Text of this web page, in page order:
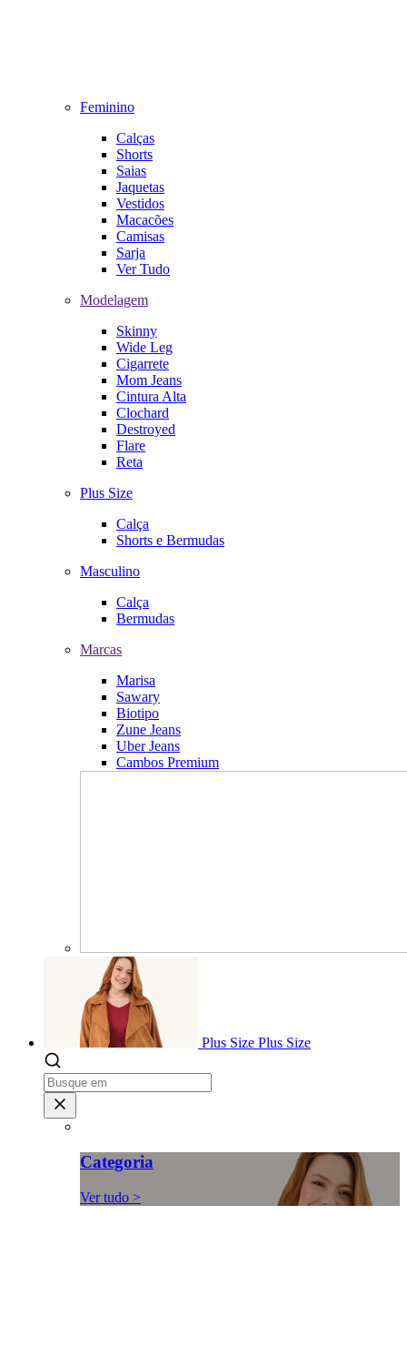
Feminino
Calças
Shorts
Saias
Jaquetas
Vestidos
Macacões
Camisas
Sarja
Ver Tudo
Modelagem
Skinny
Wide Leg
Cigarrete
Mom Jeans
Cintura Alta
Clochard
Destroyed
Flare
Reta
Plus Size
Calça
Shorts e Bermudas
Masculino
Calça
Bermudas
Marcas
Marisa
Sawary
Biotipo
Zune Jeans
Uber Jeans
Cambos Premium
Plus Size Plus Size
Categoria
Ver tudo >